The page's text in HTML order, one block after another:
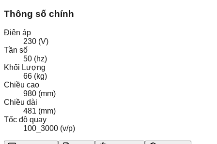
Thông số chính
Điện áp
230 (V)
Tần số
50 (hz)
Khối Lượng
66 (kg)
Chiều cao
980 (mm)
Chiều dài
481 (mm)
Tốc độ quay
100_3000 (v/p)